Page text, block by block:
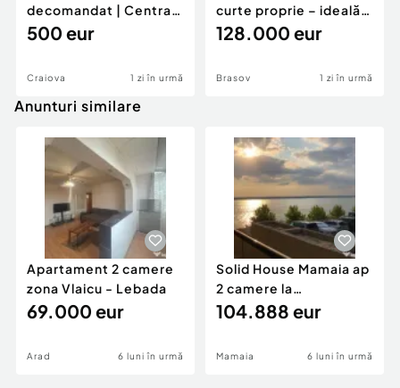
decomandat | Centrală
proprie | 60 mp |
500 eur
Craiova 1 zi în urmă
curte proprie – ideală
pentru renovar
128.000 eur
Brasov 1 zi în urmă
Anunturi similare
Apartament 2 camere
zona Vlaicu - Lebada
69.000 eur
Arad 6 luni în urmă
Solid House Mamaia ap
2 camere la
cheie,langa Mega
104.888 eur
Mamaia 6 luni în urmă